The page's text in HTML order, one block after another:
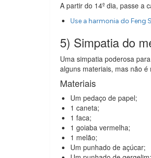
A partir do 14º dia, passe a
Use a harmonia do Feng
5) Simpatia do
Uma simpatia poderosa
alguns materiais, mas não é
Materiais
Um pedaço de papel;
1 caneta;
1 faca;
1 goiaba vermelha;
1 melão;
Um punhado de açúcar;